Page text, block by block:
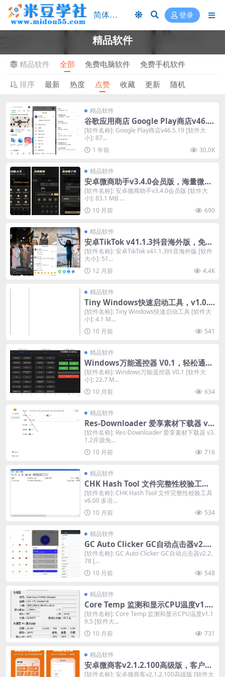
登录
精品软件
精品软件 全部 免费电脑软件
免费手机软件
排序
最新 热度 点赞 收藏 更新 随机
精品软件
谷歌应用商店 ​​Google Play商店v46.5.
19 正版下载
[软件名称]: Google Play商店v46.5.19 [软件大
小]: 87...
1 年前
30.0K
精品软件
安卓微商助手v3.4.0会员版，海量微商
专用辅助工具免费用
[软件名称]: 安卓微商助手v3.4.0会员版 [软件大
小]: 83.1 MB ...
10 月前
690
精品软件
安卓TikTok v41.1.3抖音海外版，免拔
卡，无广告，下载视频无水印
[软件名称]: 安卓TikTok v41.1.3抖音海外版 [软件
大小]: 51...
12 月前
4.4K
精品软件
Tiny Windows快速启动工具，v1.0.5
-d2c4e8f 中文绿色版，桌面资源一键
直达
[软件名称]: Tiny Windows快速启动工具 [软件大
小]: 4.1 M...
10 月前
541
精品软件
Windows万能遥控器 V0.1，轻松通过
手机控制电脑观看短视频
[软件名称]: Windows万能遥控器 V0.1 [软件大
小]: 22.7 M...
10 月前
634
精品软件
Res-Downloader 爱享素材下载器 v3.
1.2开源免费版，支持多平台视频、音
频及直播流下载
[软件名称]: Res-Downloader 爱享素材下载器 v3.
1.2开源免...
10 月前
716
精品软件
CHK Hash Tool 文件完整性校验工具
v6.00 多语便携版，快速检测文件完整
性
[软件名称]: CHK Hash Tool 文件完整性校验工具
v6.00 多语...
10 月前
534
精品软件
GC Auto Clicker GC自动点击器v2.2.
78 满足各种手机操作需求的自动点击
工具
[软件名称]: GC Auto Clicker GC自动点击器v2.2.
78 [...
10 月前
548
精品软件
Core Temp 监测和显示CPU温度v1.1
9.5，精准监控CPU温度，支持多语便
携版
[软件名称]: Core Temp 监测和显示CPU温度v1.1
9.5 [软件大...
10 月前
731
精品软件
安卓微商客v2.1.2.100高级版，客户标
签+群发助手，一部手机管生意
[软件名称]: 安卓微商客v2.1.2.100高级版 [软件大